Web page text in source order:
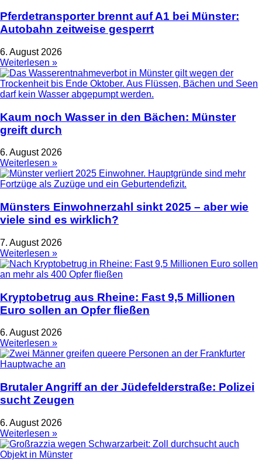
Pferdetransporter brennt auf A1 bei Münster:
Autobahn zeitweise gesperrt
6. August 2026
Weiterlesen »
Kaum noch Wasser in den Bächen: Münster
greift durch
6. August 2026
Weiterlesen »
Münsters Einwohnerzahl sinkt 2025 – aber wie
viele sind es wirklich?
7. August 2026
Weiterlesen »
Kryptobetrug aus Rheine: Fast 9,5 Millionen
Euro sollen an Opfer fließen
6. August 2026
Weiterlesen »
Brutaler Angriff an der Jüdefelderstraße: Polizei
sucht Zeugen
6. August 2026
Weiterlesen »